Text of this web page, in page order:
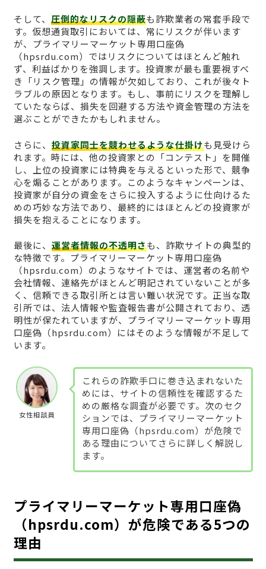
そして、 圧倒的なリスクの隠蔽も詐欺業者の常套手段で
す。仮想通貨取引においては、常にリスクが伴います
が、プライマリーマーケット専用口座偽
（hpsrdu.com）ではリスクについてはほとんど触れ
ず、利益ばかりを強調します。投資家が最も重要視すべ
き「リスク管理」の情報が欠如しており、これが後々ト
ラブルの原因となります。もし、事前にリスクを理解し
ていたならば、損失を回避する方法や資金管理の方法を
選ぶことができたかもしれません。
さらに、 投資家同士を競わせるような仕掛けも見受けら
れます。時には、他の投資家との「コンテスト」を開催
し、上位の投資家には特典を与えるといった形で、競争
心を煽ることがあります。このようなキャンペーンは、
投資家が自分の資金をさらに投入するように仕向けるた
めの巧妙な方法であり、最終的にはほとんどの投資家が
損失を抱えることになります。
最後に、 運営者情報の不透明さも、詐欺サイトの典型的
な特徴です。プライマリーマーケット専用口座偽
（hpsrdu.com）のようなサイトでは、運営者の名前や
会社情報、連絡先がほとんど明記されていないことが多
く、信頼できる取引所とは言い難い状況です。正当な取
引所では、法人情報や監査報告書が公開されており、透
明性が保たれていますが、プライマリーマーケット専用
口座偽（hpsrdu.com）にはそのような情報が不足して
います。
女性相談員
これらの詐欺手口に巻き込まれないた
めには、サイトの信頼性を確認するた
めの厳格な調査が必要です。次のセク
ションでは、プライマリーマーケット
専用口座偽（hpsrdu.com）が危険で
ある理由についてさらに詳しく解説し
ます。
プライマリーマーケット専用口座偽
（hpsrdu.com）が危険である5つの
理由